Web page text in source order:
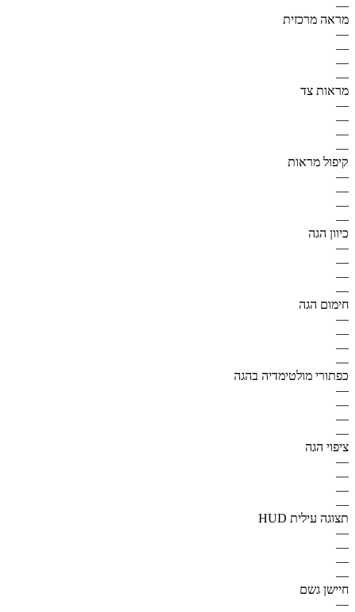
—
מראה מרכזית
—
—
—
—
מראות צד
—
—
—
—
קיפול מראות
—
—
—
—
כיוון הגה
—
—
—
—
חימום הגה
—
—
—
—
כפתורי מולטימדיה בהגה
—
—
—
—
ציפוי הגה
—
—
—
—
תצוגה עילית HUD
—
—
—
—
חיישן גשם
—